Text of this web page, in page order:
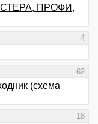
ПРОФИ,
4
62
(схема
18